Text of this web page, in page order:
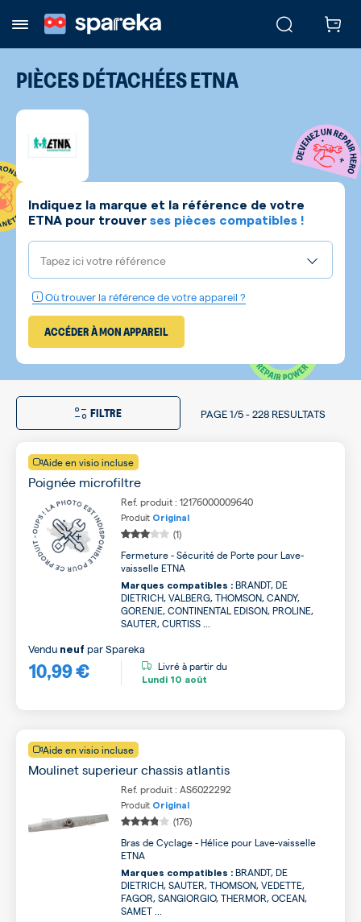
PIÈCES DÉTACHÉESETNA
Indiquez la marque et la référence de votre
ETNA pour trouver ses pièces compatibles !
Tapez ici votre référence
Où trouver la référence de votre appareil ?
ACCÉDER À MON APPAREIL
FILTRE PAGE 1/5-228 RESULTATS
Aide en visio incluse
Poignée microfiltre
Ref. produit : 12176000009640
Produit Original
(1)
Fermeture - Sécurité de Porte pour Lave-
vaisselle ETNA
Marques compatibles : BRANDT, DE
DIETRICH, VALBERG, THOMSON, CANDY,
GORENJE, CONTINENTAL EDISON, PROLINE,
SAUTER, CURTISS ...
10,99 €
Vendu neuf parSpareka
Livré à partir du
Lundi 10 août
Aide en visio incluse
Moulinet superieur chassis atlantis
Ref. produit : AS6022292
Produit Original
(176)
Bras de Cyclage - Hélice pour Lave-vaisselle
ETNA
Marques compatibles : BRANDT, DE
DIETRICH, SAUTER, THOMSON, VEDETTE,
FAGOR, SANGIORGIO, THERMOR, OCEAN,
SAMET ...